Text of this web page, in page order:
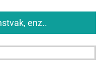
enz..